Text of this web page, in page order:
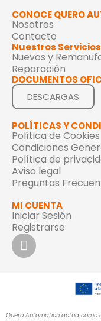
CONOCE QUERO
Nosotros
Contacto
Nuestros Servicios
Nuevos y
Reparación
DOCUMENTOS
DESCARGAS
POLÍTICAS Y
Política de Cookies
Condiciones
Política de
Aviso legal
Preguntas
MI CUENTA
Iniciar Sesión
Registrarse
Quero Automation actúa como